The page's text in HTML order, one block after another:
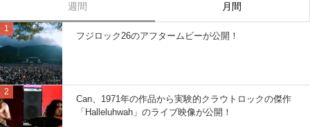
週間 月間
フジロック26のアフタームビーが公開！
Can、1971年の作品から実験的クラウトロックの傑作
「Halleluhwah」のライブ映像が公開！